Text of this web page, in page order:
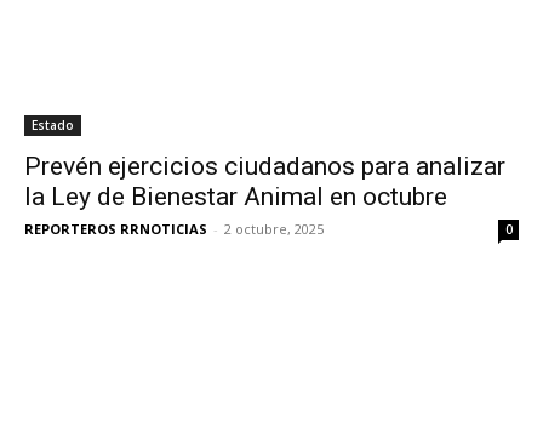
Estado
Prevén ejercicios ciudadanos para analizar
la Ley de Bienestar Animal en octubre
REPORTEROS RRNOTICIAS - 2 octubre, 2025 0